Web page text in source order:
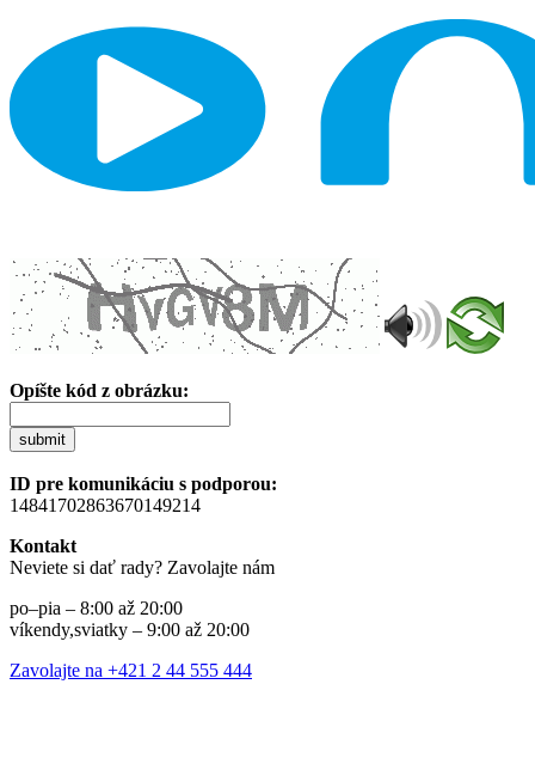
Opíšte kód z obrázku:
submit
ID pre komunikáciu s podporou:
14841702863670149214
Kontakt
Neviete si dať rady? Zavolajte nám
po–pia – 8:00 až 20:00
víkendy,sviatky – 9:00 až 20:00
Zavolajte na +421 2 44 555 444